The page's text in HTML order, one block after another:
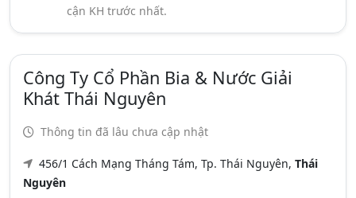
cận KH trước nhất.
Công Ty Cổ Phần Bia & Nước Giải
Khát Thái Nguyên
Thông tin đã lâu chưa cập nhật
456/1 Cách Mạng Tháng Tám, Tp. Thái Nguyên, Thái
Nguyên